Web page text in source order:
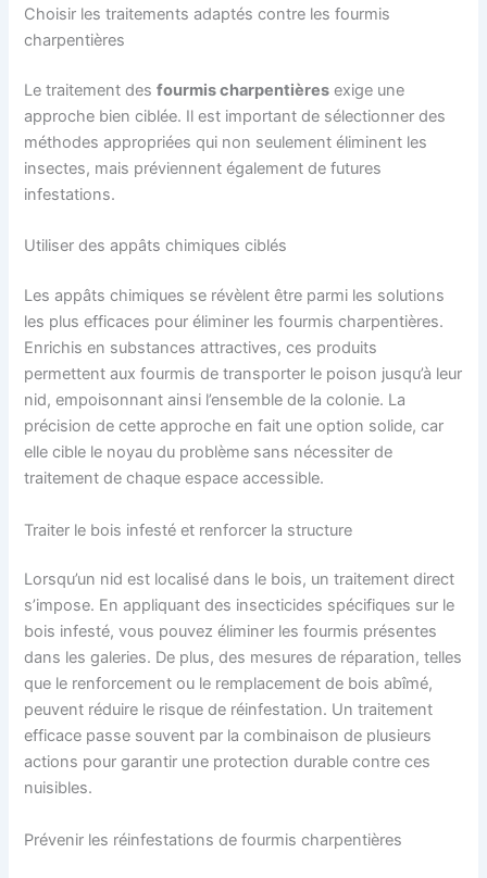
Choisir les traitements adaptés contre les fourmis
charpentières
Le traitement desfourmis charpentières exige une
approche bien ciblée. Il est important de sélectionner des
méthodes appropriées qui non seulement éliminent les
insectes, mais préviennent également de futures
infestations.
Utiliser des appâts chimiques ciblés
Les appâts chimiques se révèlent être parmi les solutions
les plus efficaces pour éliminer les fourmis charpentières.
Enrichis en substances attractives, ces produits
permettent aux fourmis de transporter le poison jusqu’à leur
nid, empoisonnant ainsi l’ensemble de la colonie. La
précision de cette approche en fait une option solide, car
elle cible le noyau du problème sans nécessiter de
traitement de chaque espace accessible.
Traiter le bois infesté et renforcer la structure
Lorsqu’un nid est localisé dans le bois, un traitement direct
s’impose. En appliquant des insecticides spécifiques sur le
bois infesté, vous pouvez éliminer les fourmis présentes
dans les galeries. De plus, des mesures de réparation, telles
que le renforcement ou le remplacement de bois abîmé,
peuvent réduire le risque de réinfestation. Un traitement
efficace passe souvent par la combinaison de plusieurs
actions pour garantir une protection durable contre ces
nuisibles.
Prévenir les réinfestations de fourmis charpentières